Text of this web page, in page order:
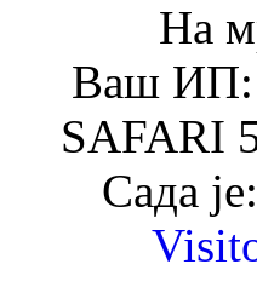
На
Ваш ИП:
SAFARI
Сада